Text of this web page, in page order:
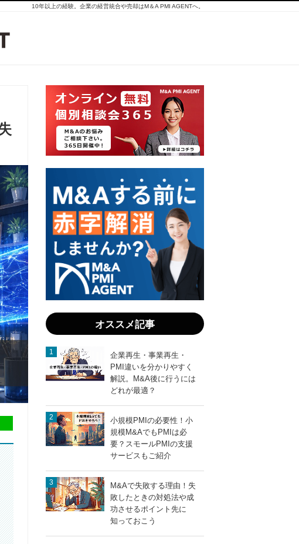
10年以上の経験。企業の経営統合や売却はM＆A PMI AGENTへ。
アフ
ィリ
エイ
トサ
イト
M&A
仲介
び方
却相
場と
しな
いコ
ツ
entry1014LINEで送る
オススメ記事
企業再生・事業再生・
PMI違いを分かりやすく
解説。M&A後に行うには
どれが最適？
小規模PMIの必要性！小
規模M&AでもPMIは必
要？スモールPMIの支援
サービスもご紹介
M&Aで失敗する理由！失
敗したときの対処法や成
功させるポイント先に
知っておこう